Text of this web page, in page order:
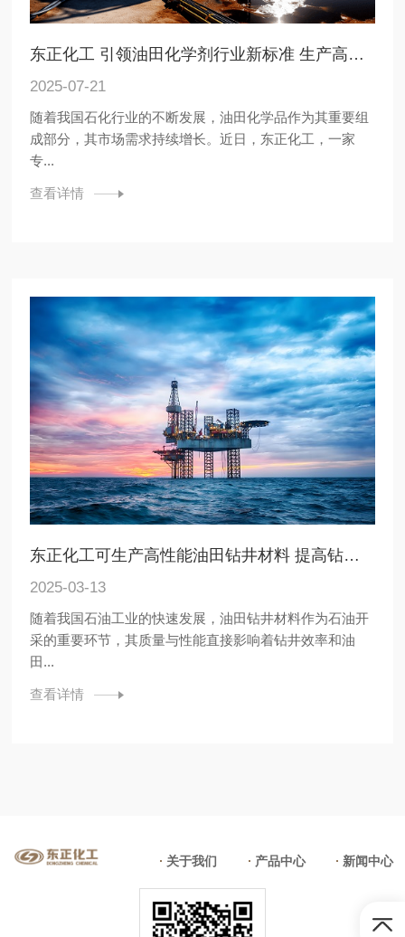
东正化工 引领油田化学剂行业新标准 生产高品质钻井材料
2025-07-21
随着我国石化行业的不断发展，油田化学品作为其重要组
成部分，其市场需求持续增长。近日，东正化工，一家
专...
查看详情
东正化工可生产高性能油田钻井材料 提高钻井效率
2025-03-13
随着我国石油工业的快速发展，油田钻井材料作为石油开
采的重要环节，其质量与性能直接影响着钻井效率和油
田...
查看详情
关于我们 产品中心 新闻中心